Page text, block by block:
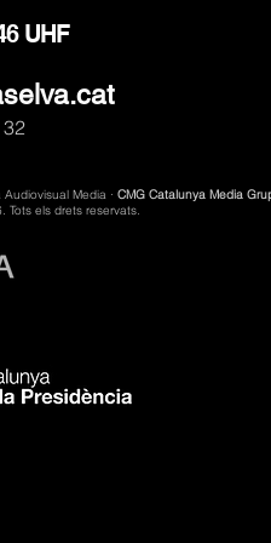
UHF
Media · CMG Catalunya Media
Tots els drets reservats.